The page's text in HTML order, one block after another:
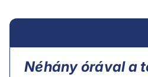
Néhány órával a